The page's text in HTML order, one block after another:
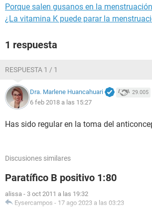
Porque salen gusanos en la menstruación
¿La vitamina K puede parar la
1 respuesta
RESPUESTA 1 / 1
Dra. Marlene Huancahuari 29.005
6 feb 2018 a las 15:27
Has sido regular en la toma del
Discusiones similares
Paratífico B positivo 1:80
alissa - 3 oct 2011 a las 19:32
Eysercampos - 17 ago 2023 a las 03:23